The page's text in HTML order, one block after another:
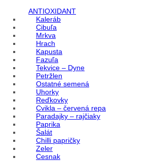
ANTIOXIDANT
Kaleráb
Cibuľa
Mrkva
Hrach
Kapusta
Fazuľa
Tekvice – Dyne
Petržlen
Ostatné semená
Uhorky
Reďkovky
Cvikla – červená repa
Paradajky – rajčiaky
Paprika
Šalát
Chilli papričky
Zeler
Cesnak